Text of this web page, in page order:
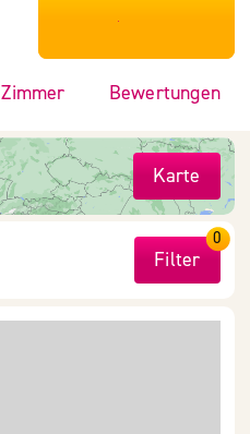
***************
Zimmer Bewertungen
Karte
Filter
0